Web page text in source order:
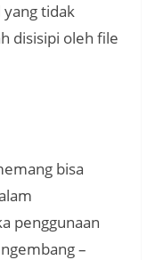
tidak
disisipi oleh file
bisa
penggunaan
–